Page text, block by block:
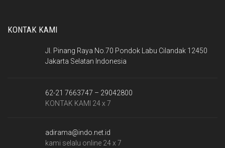
KONTAK KAMI
Jl. Pinang Raya No.70 Pondok Labu Cilandak 12450
Jakarta Selatan Indonesia
62-21 7663747 – 29042800
KONTAK KAMI 24 x 7
adirama@indo.net.id
kami selalu online 24 x 7